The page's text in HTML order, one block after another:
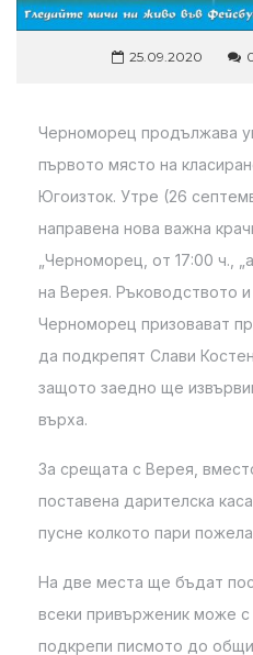
25.09.2020
Черноморец продължава
първото място на
Югоизток. Утре (26
направена нова важна
„Черноморец, от 17:00 ч.,
на Верея. Ръководството
Черноморец призовават
да подкрепят Слави
защото заедно ще
върха.
За срещата с Верея,
поставена дарителска
пусне колкото пари
На две места ще бъдат
всеки привърженик може
подкрепи писмото до